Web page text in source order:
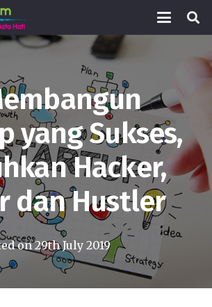
yang Sukses,
Hacker,
dan Hustler
on29th July 2019